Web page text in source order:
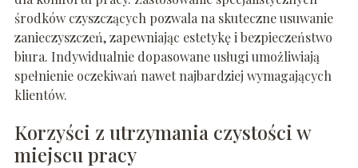
środków czyszczących pozwala na skuteczne usuwanie
zanieczyszczeń, zapewniając estetykę i bezpieczeństwo
biura. Indywidualnie dopasowane usługi umożliwiają
spełnienie oczekiwań nawet najbardziej wymagających
klientów.
Korzyści z utrzymania czystości w
miejscu pracy